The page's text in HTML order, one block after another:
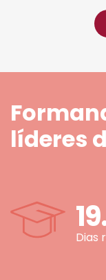
líderes
Dias